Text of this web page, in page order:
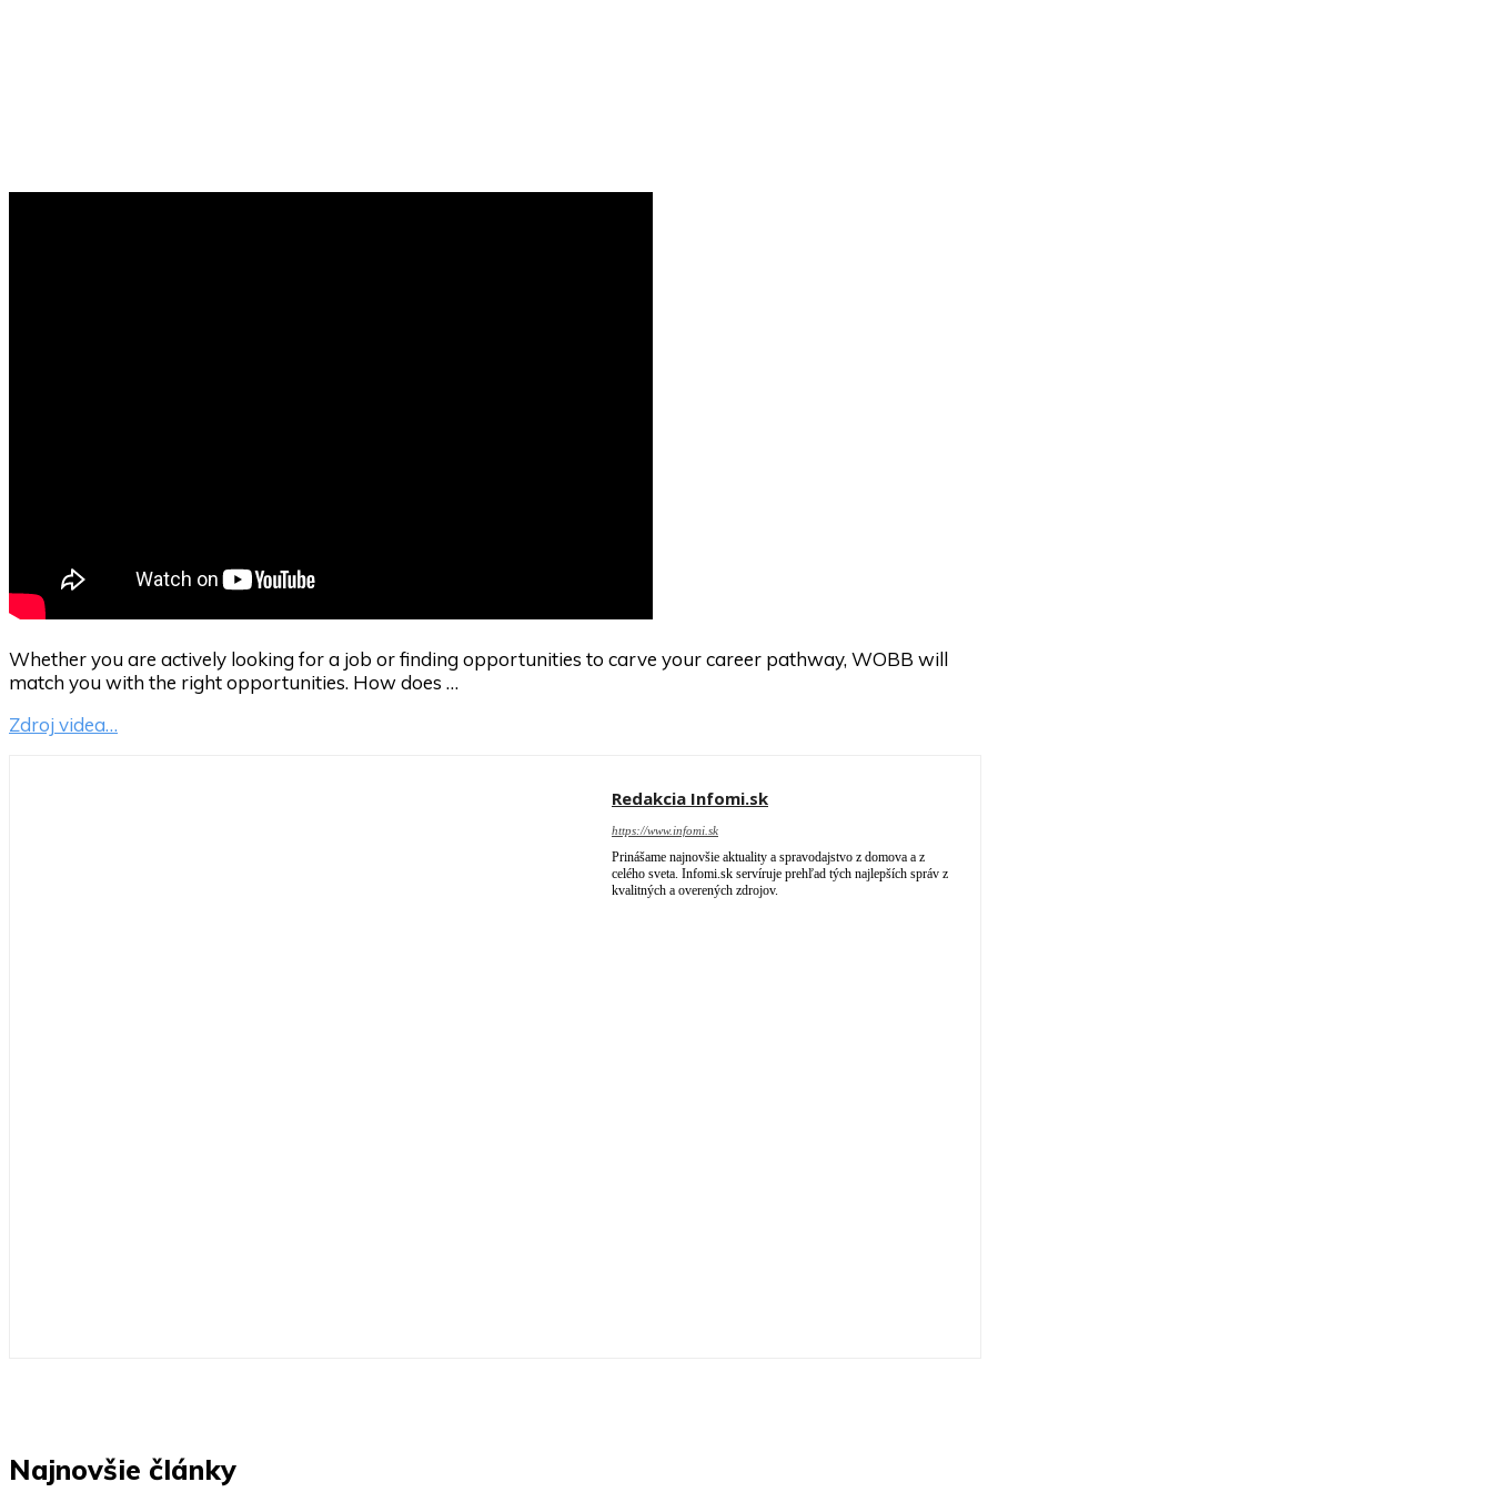
Whether you are actively looking for a job or finding opportunities to carve your career pathway, WOBB will
match you with the right opportunities. How does …
Zdroj videa…
Redakcia Infomi.sk
https://www.infomi.sk
Prinášame najnovšie aktuality a spravodajstvo z domova a z
celého sveta. Infomi.sk servíruje prehľad tých najlepších správ z
kvalitných a overených zdrojov.
Najnovšie články